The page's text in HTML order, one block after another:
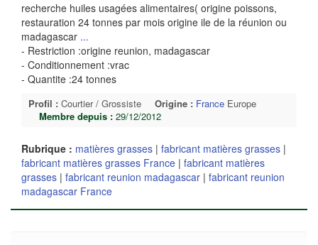
recherche huiles usagées alimentaires( origine poissons,
restauration 24 tonnes par mois origine ile de la réunion ou
madagascar ...
- Restriction :origine reunion, madagascar
- Conditionnement :vrac
- Quantite :24 tonnes
Profil : Courtier / Grossiste Origine : France Europe
Membre depuis : 29/12/2012
Rubrique : matières grasses | fabricant matières grasses |
fabricant matières grasses France | fabricant matières
grasses | fabricant reunion madagascar | fabricant reunion
madagascar France